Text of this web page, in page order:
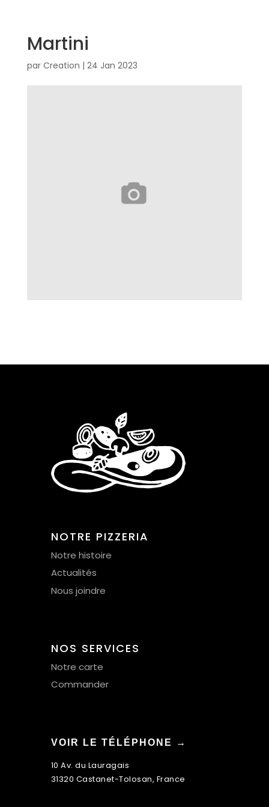
Martini
par Creation | 24 Jan 2023
NOTRE PIZZERIA
Notre histoire
Actualités
Nous joindre
NOS SERVICES
Notre carte
Commander
VOIR LE TÉLÉPHONE →
10 Av. du Lauragais
31320 Castanet-Tolosan, France